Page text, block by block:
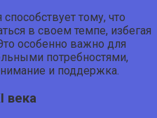
тому, что
в своем темпе, избегая
особенно важно для
потребностями,
и поддержка.
века